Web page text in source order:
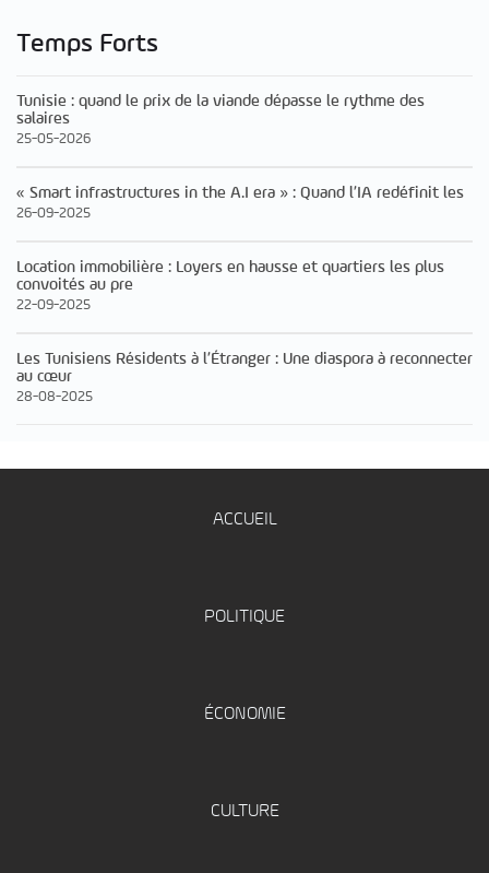
Temps Forts
Tunisie : quand le prix de la viande dépasse le rythme des
salaires
25-05-2026
« Smart infrastructures in the A.I era » : Quand l’IA redéfinit les
26-09-2025
Location immobilière : Loyers en hausse et quartiers les plus
convoités au pre
22-09-2025
Les Tunisiens Résidents à l’Étranger : Une diaspora à reconnecter
au cœur
28-08-2025
ACCUEIL
POLITIQUE
ÉCONOMIE
CULTURE